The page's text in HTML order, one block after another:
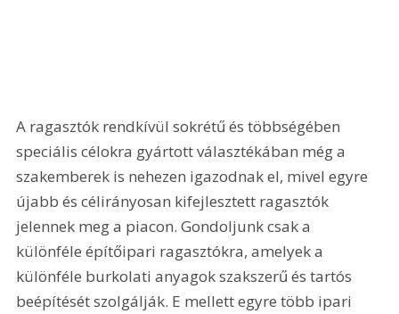
A ragasztók rendkívül sokrétű és többségében
speciális célokra gyártott választékában még a
szakemberek is nehezen igazodnak el, mivel egyre
újabb és célirányosan kifejlesztett ragasztók
jelennek meg a piacon. Gondoljunk csak a
különféle építőipari ragasztókra, amelyek a
különféle burkolati anyagok szakszerű és tartós
beépítését szolgálják. E mellett egyre több ipari